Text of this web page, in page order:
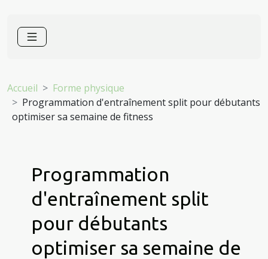
Accueil
Forme physique
Programmation d'entraînement split pour débutants
optimiser sa semaine de fitness
Programmation
d'entraînement split
pour débutants
optimiser sa semaine de